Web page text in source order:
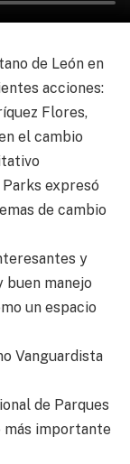
de León en
acciones:
Flores,
el cambio
expresó
de cambio
y
buen manejo
un espacio
Vanguardista
de Parques
más importante